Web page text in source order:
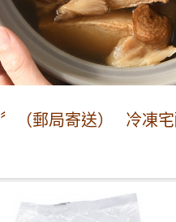
冷凍宅配方案:【本島